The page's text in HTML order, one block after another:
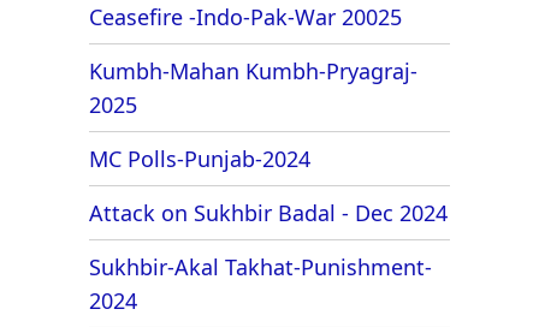
Ceasefire -Indo-Pak-War 20025
Kumbh-Mahan Kumbh-Pryagraj-
2025
MC Polls-Punjab-2024
Attack on Sukhbir Badal - Dec 2024
Sukhbir-Akal Takhat-Punishment-
2024